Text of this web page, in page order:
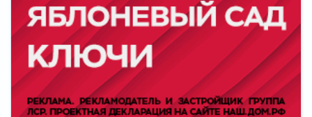
Политика конфиденциальности
Карта сайта